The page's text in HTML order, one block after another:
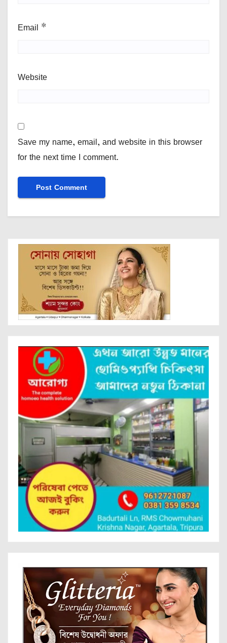
Email *
Website
Save my name, email, and website in this browser
for the next time I comment.